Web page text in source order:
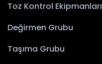
Toz Kontrol Ekipmanları
Değirmen Grubu
Taşıma Grubu